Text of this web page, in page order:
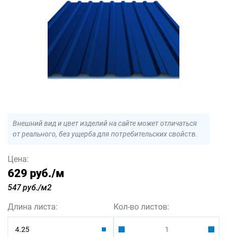
Внешний вид и цвет изделий на сайте может отличаться
от реального, без ущерба для потребительских свойств.
Цена:
629 руб./м
547 руб./м2
Длина листа:
4.25
Кол-во листов: